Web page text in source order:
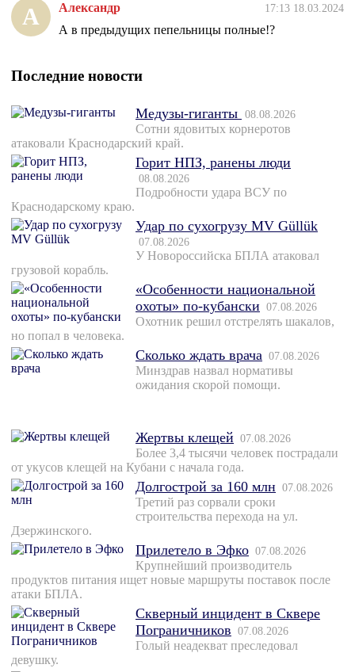
А Александр 17:13 18.03.2024
А в предыдущих пепельницы полные!?
Последние новости
Медузы-гиганты 08.08.2026
Сотни ядовитых корнеротов
атаковали Краснодарский край.
Горит НПЗ, ранены люди
08.08.2026
Подробности удара ВСУ по
Краснодарскому краю.
Удар по сухогрузу MV Güllük
07.08.2026
У Новороссийска БПЛА атаковал
грузовой корабль.
«Особенности национальной
охоты» по-кубански 07.08.2026
Охотник решил отстрелять шакалов,
но попал в человека.
Сколько ждать врача 07.08.2026
Минздрав назвал нормативы
ожидания скорой помощи.
Жертвы клещей 07.08.2026
Более 3,4 тысячи человек пострадали
от укусов клещей на Кубани с начала года.
Долгострой за 160 млн 07.08.2026
Третий раз сорвали сроки
строительства перехода на ул.
Дзержинского.
Прилетело в Эфко 07.08.2026
Крупнейший производитель
продуктов питания ищет новые маршруты поставок после
атаки БПЛА.
Скверный инцидент в Сквере
Пограничников 07.08.2026
Голый неадекват преследовал
девушку.